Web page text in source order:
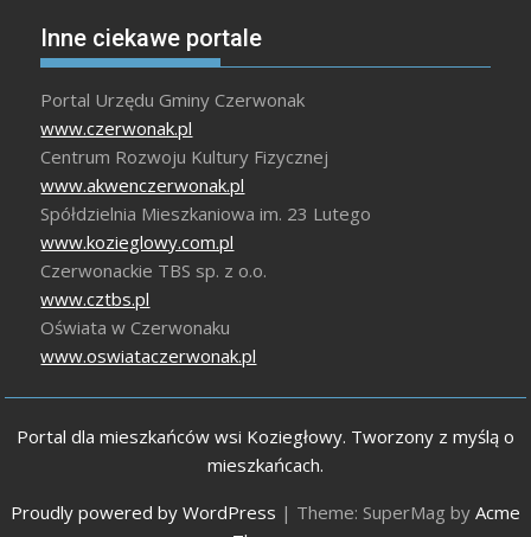
Inne ciekawe portale
Portal Urzędu Gminy Czerwonak
www.czerwonak.pl
Centrum Rozwoju Kultury Fizycznej
www.akwenczerwonak.pl
Spółdzielnia Mieszkaniowa im. 23 Lutego
www.kozieglowy.com.pl
Czerwonackie TBS sp. z o.o.
www.cztbs.pl
Oświata w Czerwonaku
www.oswiataczerwonak.pl
Portal dla mieszkańców wsi Koziegłowy. Tworzony z myślą o
mieszkańcach.
Proudly powered by WordPress | Theme: SuperMag by Acme